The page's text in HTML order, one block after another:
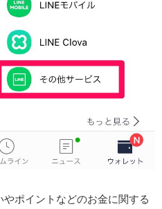
やポイントなどのお金に関する